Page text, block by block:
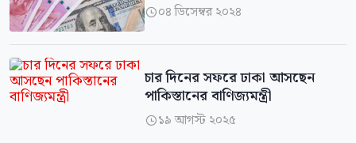
০৪ ডিসেম্বর ২০২৪
চার দিনের সফরে ঢাকা আসছেন
পাকিস্তানের বাণিজ্যমন্ত্রী
১৯ আগস্ট ২০২৫